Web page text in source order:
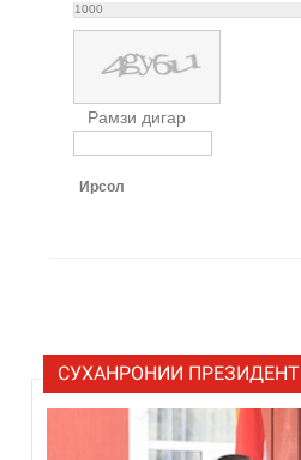
1000
Рамзи дигар
Ирсол
СУХАНРОНИИ ПРЕЗИДЕНТ